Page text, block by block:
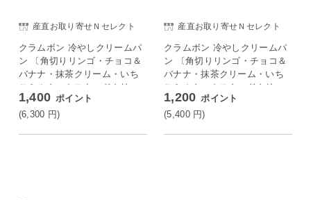
産直お取り寄せＮセレクト
クラムボン 冷やしクリームパ
ン 〔角切りリンゴ・チョコ＆
バナナ・抹茶クリーム・いち
ごミルク・カスタードクリー
ム ほか全10種計12〕 パン
1,400 ポイント
(6,300 円)
産直お取り寄せＮセレクト
クラムボン 冷やしクリームパ
ン 〔角切りリンゴ・チョコ＆
バナナ・抹茶クリーム・いち
ごミルク・カスタードクリー
ム ほか全10種〕 パン
1,200 ポイント
(5,400 円)